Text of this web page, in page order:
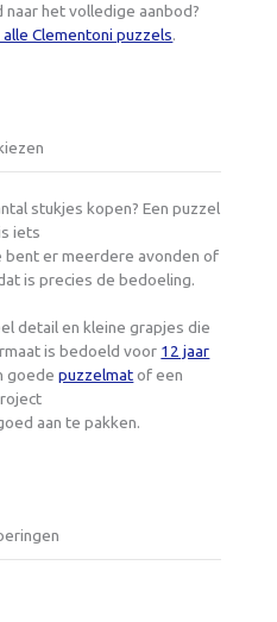
het volledige aanbod?
Clementoni puzzels.
stukjes kopen? Een puzzel
iets
er meerdere avonden of
is precies de bedoeling.
detail en kleine grapjes die
is bedoeld voor 12 jaar
goedepuzzelmatof een
aan te pakken.